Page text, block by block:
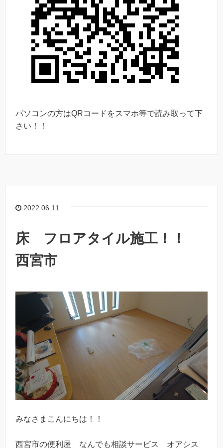
パソコンの方はQRコードをスマホ等で読み取って下
さい！！
2022.06.11
床 フロアタイル施工！！
西宮市
みなさまこんにちは！！
西宮市の便利屋 なんでも相談サービス オアシス